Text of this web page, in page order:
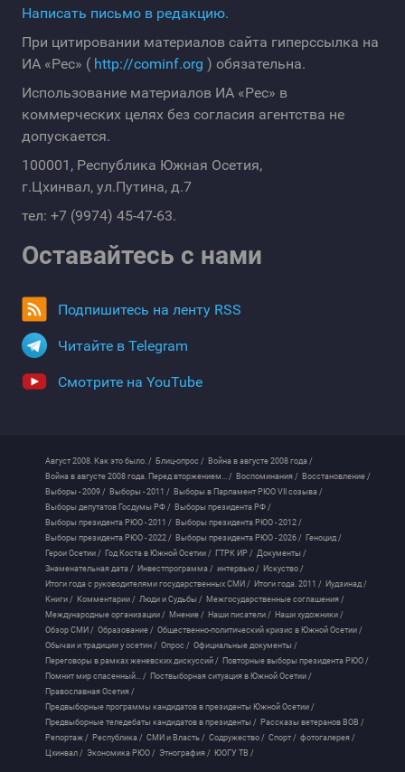
Написать письмо в редакцию.
При цитировании материалов сайта гиперссылка на
ИА «Рес» ( http://cominf.org ) обязательна.
Использование материалов ИА «Рес» в
коммерческих целях без согласия агентства не
допускается.
100001, Республика Южная Осетия,
г.Цхинвал, ул.Путина, д.7
тел: +7 (9974) 45-47-63.
Оставайтесь с нами
Подпишитесь на ленту RSS
Читайте в Telegram
Смотрите на YouTube
Август 2008. Как это было. / Блиц-опрос / Война в августе 2008 года /
Война в августе 2008 года. Перед вторжением... / Воспоминания / Восстановление /
Выборы - 2009 / Выборы - 2011 / Выборы в Парламент РЮО VII созыва /
Выборы депутатов Госдумы РФ / Выборы президента РФ /
Выборы президента РЮО - 2011 / Выборы президента РЮО - 2012 /
Выборы президента РЮО - 2022 / Выборы президента РЮО - 2026 / Геноцид /
Герои Осетии / Год Коста в Южной Осетии / ГТРК ИР / Документы /
Знаменательная дата / Инвестпрограмма / интервью / Искуство /
Итоги года с руководителями государственных СМИ / Итоги года. 2011 / Иудзинад /
Книги / Комментарии / Люди и Судьбы / Межгосударственные соглашения /
Международные организации / Мнение / Наши писатели / Наши художники /
Обзор СМИ / Образование / Общественно-политический кризис в Южной Осетии /
Обычаи и традиции у осетин / Опрос / Официальные документы /
Переговоры в рамках женевских дискуссий / Повторные выборы президента РЮО /
Помнит мир спасенный... / Поствыборная ситуация в Южной Осетии /
Православная Осетия /
Предвыборные программы кандидатов в президенты Южной Осетии /
Предвыборные теледебаты кандидатов в президенты / Рассказы ветеранов ВОВ /
Репортаж / Республика / СМИ и Власть / Содружество / Спорт / фотогалерея /
Цхинвал / Экономика РЮО / Этнография / ЮОГУ ТВ /